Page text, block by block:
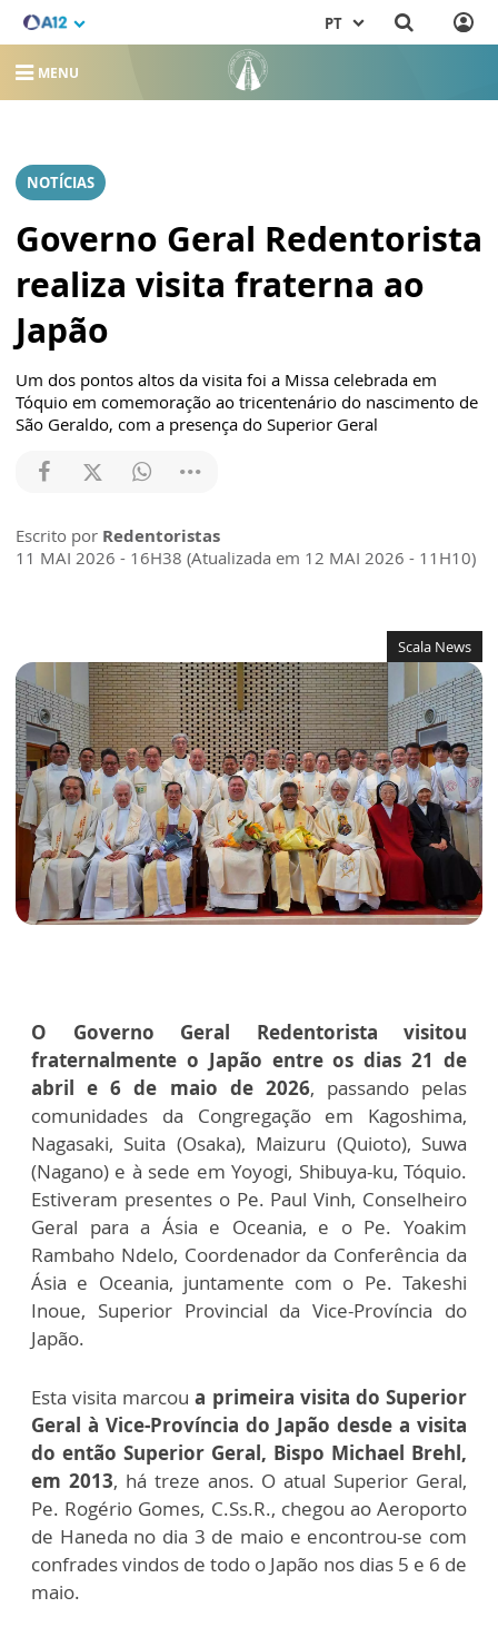
PT
MENU
NOTÍCIAS
Governo Geral Redentorista
realiza visita fraterna ao
Japão
Um dos pontos altos da visita foi a Missa celebrada em
Tóquio em comemoração ao tricentenário do nascimento de
São Geraldo, com a presença do Superior Geral
Escrito por Redentoristas
11 MAI 2026 - 16H38 (Atualizada em 12 MAI 2026 - 11H10)
Scala News
O Governo Geral Redentorista visitou
fraternalmente o Japão entre os dias 21 de
abril e 6 de maio de 2026, passando pelas
comunidades da Congregação em Kagoshima,
Nagasaki, Suita (Osaka), Maizuru (Quioto), Suwa
(Nagano) e à sede em Yoyogi, Shibuya-ku, Tóquio.
Estiveram presentes o Pe. Paul Vinh, Conselheiro
Geral para a Ásia e Oceania, e o Pe. Yoakim
Rambaho Ndelo, Coordenador da Conferência da
Ásia e Oceania, juntamente com o Pe. Takeshi
Inoue, Superior Provincial da Vice-Província do
Japão.
Esta visita marcoua primeira visita do Superior
Geral à Vice-Província do Japão desde a visita
do então Superior Geral, Bispo Michael Brehl,
em 2013, há treze anos. O atual Superior Geral,
Pe. Rogério Gomes, C.Ss.R., chegou ao Aeroporto
de Haneda no dia 3 de maio e encontrou-se com
confrades vindos de todo o Japão nos dias 5 e 6 de
maio.